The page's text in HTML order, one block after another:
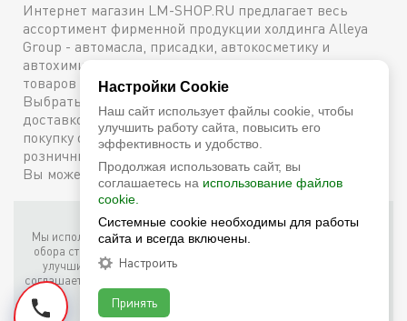
Интернет магазин LM-SHOP.RU предлагает весь
ассортимент фирменной продукции холдинга Alleya
Group - автомасла, присадки, автокосметику и
автохимию. Каталог содержит подробное описание
товаров с техническими характеристиками и ценами.
Выбрать и купить оригинальную продукцию с
доставкой по Москве можно сейчас же, оформив
покупку онлайн, либо посетив один из наших
розничных магазинов. Более подробную информацию
Вы можете получить по телефону+7 (800) 600-48-38
Фирменный интернет-магазин LM Shop © 2026
Мы используем собственные куки (соокіе) и куки третьих лиц для
обора статистики, маркетинговых целей, а также для того, чтобы
улучшить работу сайта. Продолжая просмотр этого сайта, вы
соглашаетесь с таким использованием файлов куки в соответствии
с условиями
Настройки Cookie
Наш сайт использует файлы cookie, чтобы
улучшить работу сайта, повысить его
эффективность и удобство.
Продолжая использовать сайт, вы
соглашаетесь на использование файлов
cookie.
Системные cookie необходимы для работы
сайта и всегда включены.
Настроить
Принять